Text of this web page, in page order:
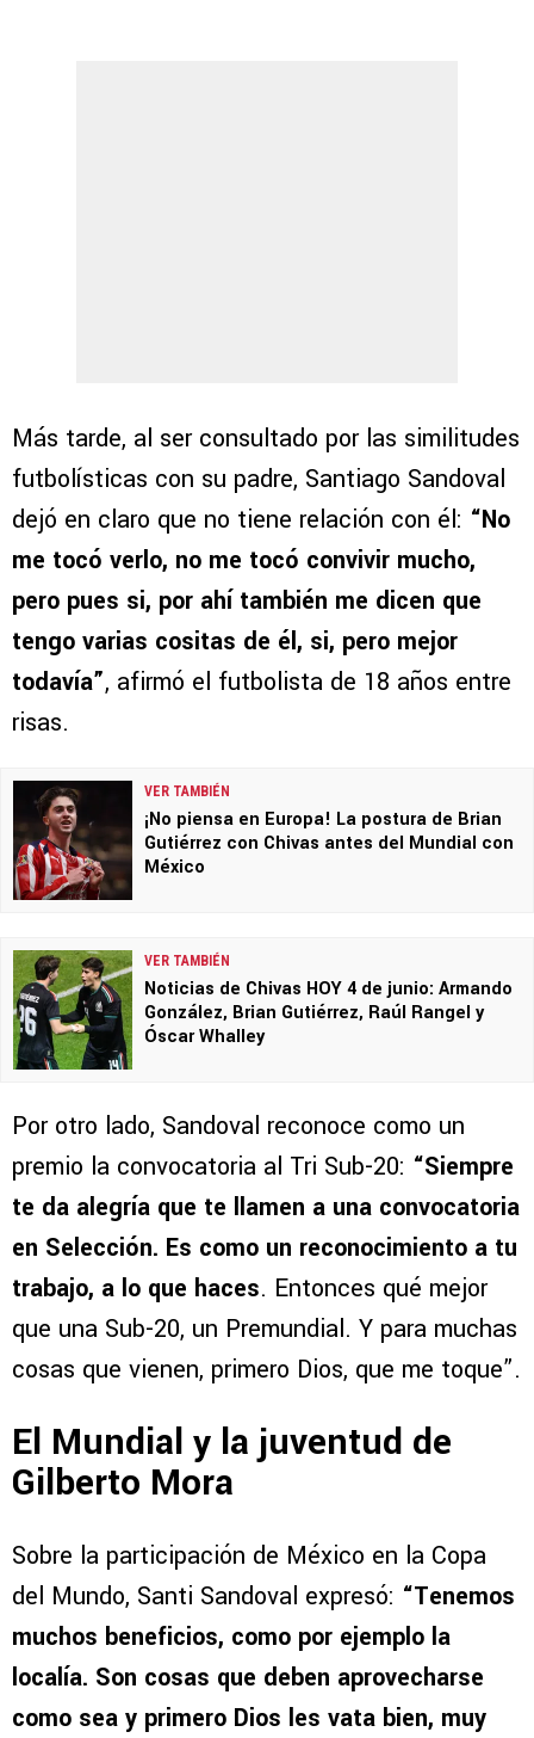
Más tarde, al ser consultado por las similitudes
futbolísticas con su padre, Santiago Sandoval
dejó en claro que no tiene relación con él: “No
me tocó verlo, no me tocó convivir mucho,
pero pues si, por ahí también me dicen que
tengo varias cositas de él, si, pero mejor
todavía”, afirmó el futbolista de 18 años entre
risas.
VER TAMBIÉN
¡No piensa en Europa! La postura de Brian
Gutiérrez con Chivas antes del Mundial con
México
VER TAMBIÉN
Noticias de Chivas HOY 4 de junio: Armando
González, Brian Gutiérrez, Raúl Rangel y
Óscar Whalley
Por otro lado, Sandoval reconoce como un
premio la convocatoria al Tri Sub-20: “Siempre
te da alegría que te llamen a una convocatoria
en Selección. Es como un reconocimiento a tu
trabajo, a lo que haces. Entonces qué mejor
que una Sub-20, un Premundial. Y para muchas
cosas que vienen, primero Dios, que me toque”.
El Mundial y la juventud de
Gilberto Mora
Sobre la participación de México en la Copa
del Mundo, Santi Sandoval expresó: “Tenemos
muchos beneficios, como por ejemplo la
localía. Son cosas que deben aprovecharse
como sea y primero Dios les vata bien, muy